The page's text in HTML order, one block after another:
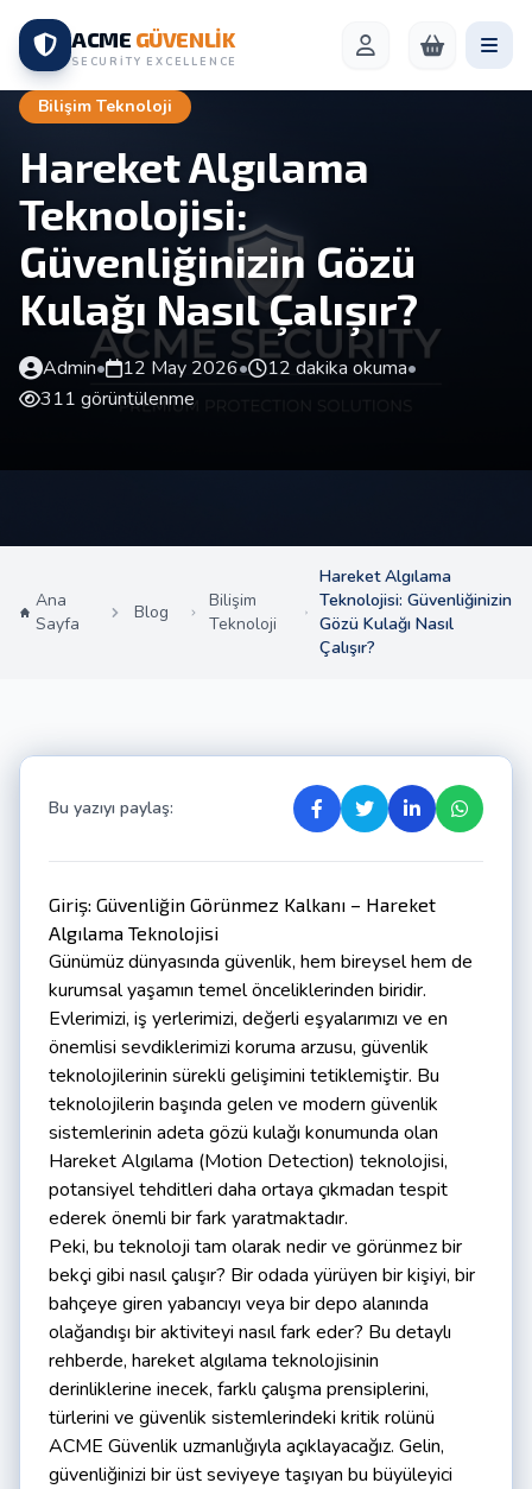
ACME GÜVENLİK
SECURITY EXCELLENCE
Bilişim Teknoloji
Hareket Algılama
Teknolojisi:
Güvenliğinizin Gözü
Kulağı Nasıl Çalışır?
Admin• 12 May 2026• 12 dakika okuma•
311 görüntülenme
Ana
Sayfa
Blog
Bilişim
Teknoloji
Hareket Algılama
Teknolojisi: Güvenliğinizin
Gözü Kulağı Nasıl
Çalışır?
Bu yazıyı paylaş:
Giriş: Güvenliğin Görünmez Kalkanı – Hareket
Algılama Teknolojisi
Günümüz dünyasında güvenlik, hem bireysel hem de
kurumsal yaşamın temel önceliklerinden biridir.
Evlerimizi, iş yerlerimizi, değerli eşyalarımızı ve en
önemlisi sevdiklerimizi koruma arzusu, güvenlik
teknolojilerinin sürekli gelişimini tetiklemiştir. Bu
teknolojilerin başında gelen ve modern güvenlik
sistemlerinin adeta gözü kulağı konumunda olan
Hareket Algılama (Motion Detection) teknolojisi,
potansiyel tehditleri daha ortaya çıkmadan tespit
ederek önemli bir fark yaratmaktadır.
Peki, bu teknoloji tam olarak nedir ve görünmez bir
bekçi gibi nasıl çalışır? Bir odada yürüyen bir kişiyi, bir
bahçeye giren yabancıyı veya bir depo alanında
olağandışı bir aktiviteyi nasıl fark eder? Bu detaylı
rehberde, hareket algılama teknolojisinin
derinliklerine inecek, farklı çalışma prensiplerini,
türlerini ve güvenlik sistemlerindeki kritik rolünü
ACME Güvenlik uzmanlığıyla açıklayacağız. Gelin,
güvenliğinizi bir üst seviyeye taşıyan bu büyüleyici